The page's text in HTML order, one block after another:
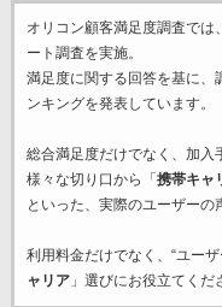
オリコン顧客満足度調査では
ート調査を実施。
満足度に関する回答を基に、
ンキングを発表しています。
総合満足度だけでなく、加入
様々な切り口から「 携帯キャ
といった、実際のユーザーの
利用料金だけでなく、“ユー
ャリア」選びにお役立てくだ